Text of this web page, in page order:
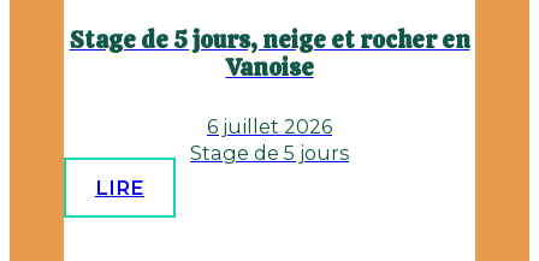
Stage de 5 jours, neige et rocher en
Vanoise
6 juillet 2026
Stage de 5 jours
LIRE